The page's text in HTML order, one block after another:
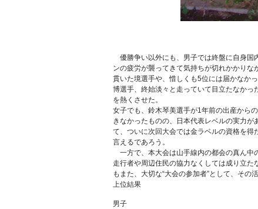
優勝争い以外にも、男子では終盤に自身国
ンの疲労が襲ってきて気持ちが切れかかり
貫いた境選手や、惜しくも5位には届かなか
博選手、終始淡々と走っていて目立たなか
を熱くさせた。
女子でも、鈴木琴美選手が1年前の出産から
きなかったものの、日本代表レベルの実力
て、ついに次回大会では金ラベルの資格を得
言えるであろう。
一方で、本大会は山手線内の都会の真ん中
走行者や周辺住民の協力なくしては成り立
もまた、大切な“大会の参加者”として、その
上位結果
男子